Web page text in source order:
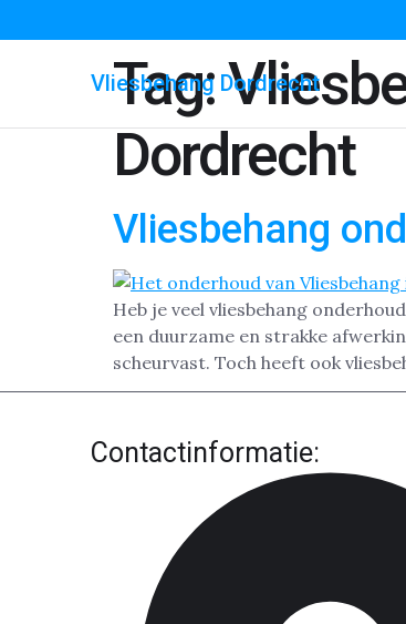
Vliesbehang Dordrecht
Tag:
Dordrecht
Vliesbehang
Heb je veel vliesbehang
een duurzame en strakke
scheurvast. Toch heeft ook
Contactinformatie: